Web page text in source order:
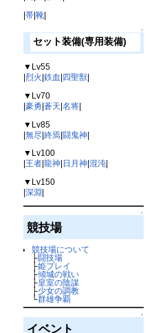
|帯|靴|
↑
セット装備(専用装備)
▼Lv55
烈火 鉄血 四聖獣|
▼Lv70
|豪勇|蒼天|名将|
▼Lv85
|無尽|終焉|闘鬼神|
▼Lv100
王者| 龍神| 日月神| 混沌|
▼Lv150
|深淵|
↑
競技場
競技場について
├闘技場
├姫プレイ
├傾城の戦い
├皇室の陰謀
├少女の調教
└群雄争覇
↑
イベント